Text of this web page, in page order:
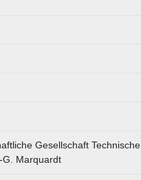
Gesellschaft Technische
G. Marquardt